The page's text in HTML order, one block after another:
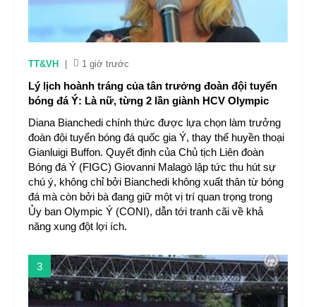
TT&VH 1 giờ trước
Lý lịch hoành tráng của tân trưởng đoàn đội tuyển
bóng đá Ý: Là nữ, từng 2 lần giành HCV Olympic
Diana Bianchedi chính thức được lựa chọn làm trưởng
đoàn đội tuyển bóng đá quốc gia Ý, thay thế huyền thoại
Gianluigi Buffon. Quyết định của Chủ tịch Liên đoàn
Bóng đá Ý (FIGC) Giovanni Malagò lập tức thu hút sự
chú ý, không chỉ bởi Bianchedi không xuất thân từ bóng
đá mà còn bởi bà đang giữ một vị trí quan trọng trong
Ủy ban Olympic Ý (CONI), dẫn tới tranh cãi về khả
năng xung đột lợi ích.
3